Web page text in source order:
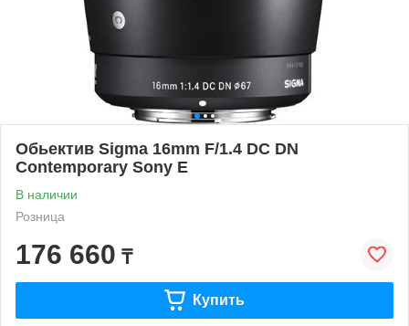
Обьектив Sigma 16mm F/1.4 DC DN
Contemporary Sony E
В наличии
Розница
176 660 ₸
Купить